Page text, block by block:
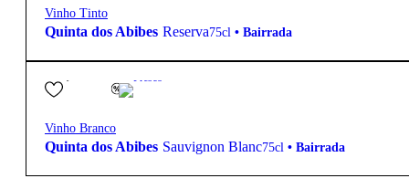
Vinho Tinto
Quinta dos Abibes Reserva75cl • Bairrada
15,85€ Fresco
Vinho Branco
Quinta dos Abibes Sauvignon Blanc75cl • Bairrada